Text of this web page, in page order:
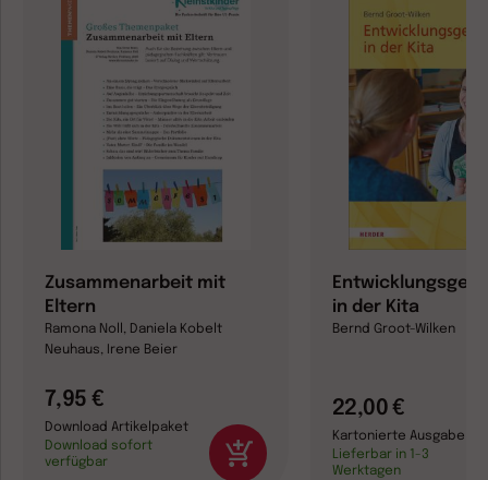
Zusammenarbeit mit
Eltern
Ramona Noll, Daniela Kobelt
Neuhaus, Irene Beier
7,95 €
Download Artikelpaket
Download sofort
verfügbar
in der Kita
Bernd Groot-Wilken
22,00 €
Kartonierte Ausgabe
Lieferbar in 1-3
Werktagen